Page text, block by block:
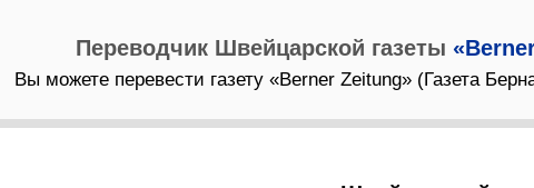
Переводчик Швейцарской газеты
Вы можете перевести газету «Berner Zeitung» (Газета